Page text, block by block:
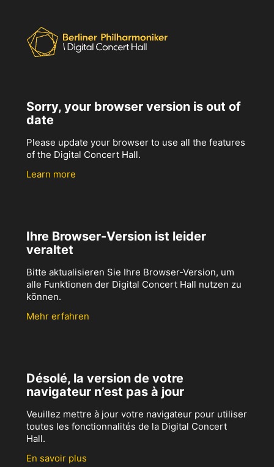
Sorry, your browser version is out of
date
Please update your browser to use all the features
of the Digital Concert Hall.
Learn more
Ihre Browser-Version ist leider
veraltet
Bitte aktualisieren Sie Ihre Browser-Version, um
alle Funktionen der Digital Concert Hall nutzen zu
können.
Mehr erfahren
Désolé, la version de votre
navigateur n’est pas à jour
Veuillez mettre à jour votre navigateur pour utiliser
toutes les fonctionnalités de la Digital Concert
Hall.
En savoir plus